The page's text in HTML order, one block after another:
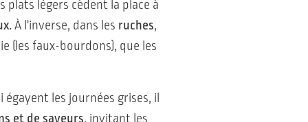
légers cèdent la place à
À l'inverse, dans les ruches,
(les faux-bourdons), que les
égayent les journées grises, il
et de saveurs, invitant les